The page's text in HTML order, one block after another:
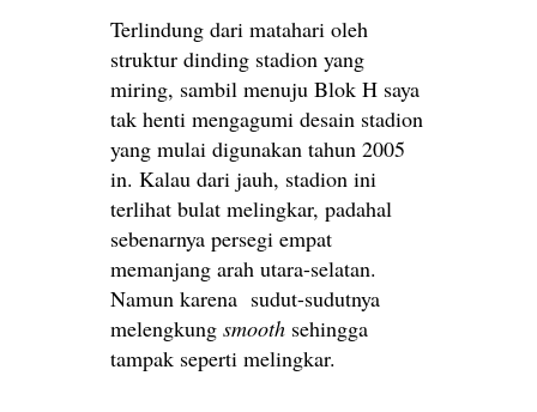
Terlindung dari matahari oleh
struktur dinding stadion yang
miring, sambil menuju Blok H saya
tak henti mengagumi desain stadion
yang mulai digunakan tahun 2005
in. Kalau dari jauh, stadion ini
terlihat bulat melingkar, padahal
sebenarnya persegi empat
memanjang arah utara-selatan.
Namun karena sudut-sudutnya
melengkung smooth sehingga
tampak seperti melingkar.